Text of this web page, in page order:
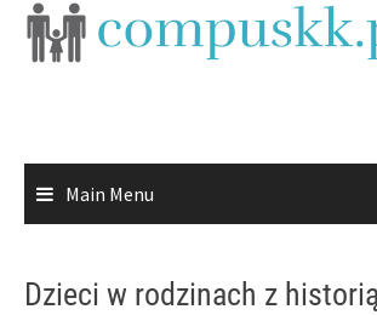
Skip
Main Menu
Dzieci w rodzinach z